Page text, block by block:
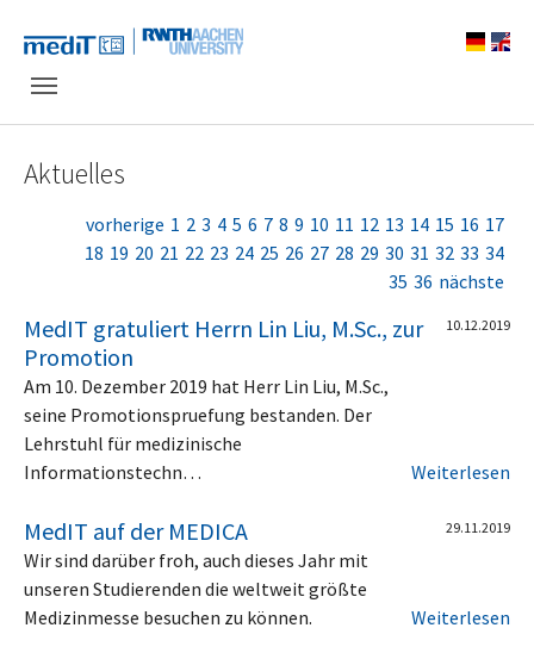
Aktuelles
vorherige 1 2 3 4 5 6 7 8 9 10 11 12 13 14 15 16 17
18 19 20 21 22 23 24 25 26 27 28 29 30 31 32 33 34
35 36 nächste
MedIT gratuliert Herrn Lin Liu, M.Sc., zur
Promotion
10.12.2019
Am 10. Dezember 2019 hat Herr Lin Liu, M.Sc.,
seine Promotionspruefung bestanden. Der
Lehrstuhl für medizinische
Informationstechn…
Weiterlesen
MedIT auf der MEDICA 29.11.2019
Wir sind darüber froh, auch dieses Jahr mit
unseren Studierenden die weltweit größte
Medizinmesse besuchen zu können.
Weiterlesen